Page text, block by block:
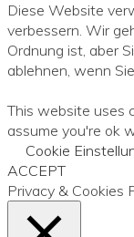
Diese Website
verbessern. Wir
Ordnung ist, aber
ablehnen, wenn
This website uses
assume you're ok
Cookie
ACCEPT
Privacy & Cookies